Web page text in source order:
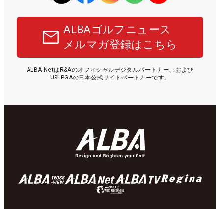
ALBAゴルフニュース
メルマガ登録はこちら
ALBA NetはR&Aのオフィシャルデジタルパートナー、および
USLPGAの日本公式サイトパートナーです。